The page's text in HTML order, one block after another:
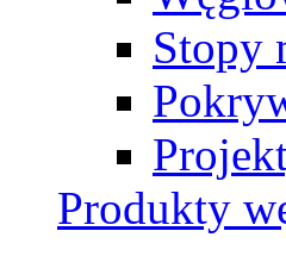
Stopy
Produkty